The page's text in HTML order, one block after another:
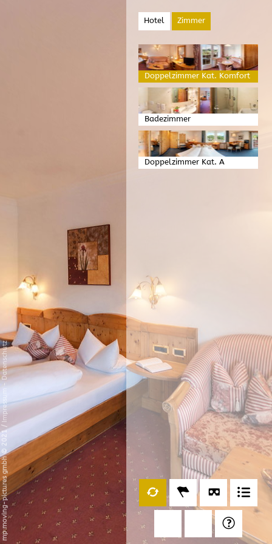
Hotel Zimmer
Doppelzimmer Kat. Komfort
Badezimmer
Doppelzimmer Kat. A
mp moving-pictures gmbh © 2021
/
Impressum
-
Datenschutz